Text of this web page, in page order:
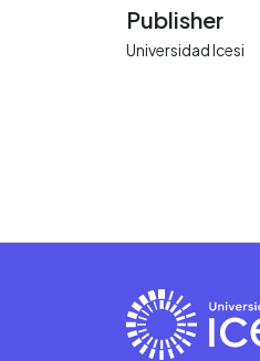
Publisher
Universidad Icesi